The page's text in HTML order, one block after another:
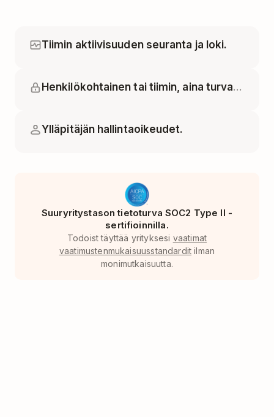
Tiimin aktiivisuuden seuranta ja loki.
Henkilökohtainen tai tiimin, aina turvassa.
Ylläpitäjän hallintaoikeudet.
Suuryritystason tietoturva SOC2 Type II -
sertifioinnilla.
Todoist täyttää yrityksesi vaatimat
vaatimustenmukaisuusstandardit ilman
monimutkaisuutta.